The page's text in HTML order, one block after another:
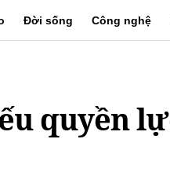
Đời sống Công nghệ
quyền